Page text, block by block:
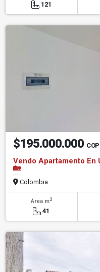
121
$195.000.000 COP
Vendo Apartamento En
🏡
Colombia
Área m2
41